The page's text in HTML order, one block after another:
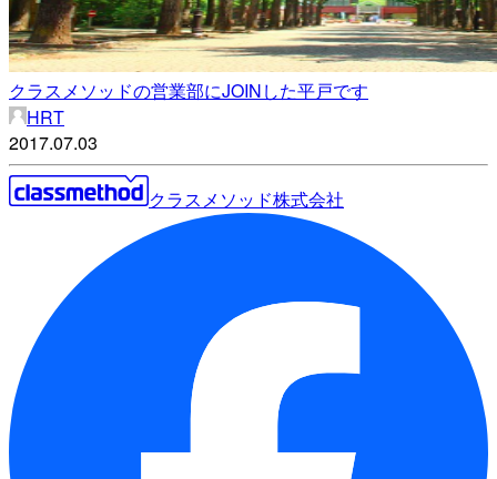
クラスメソッドの営業部にJOINした平戸です
HRT
2017.07.03
クラスメソッド株式会社